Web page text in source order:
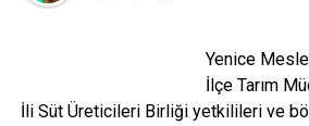
Yenice
İlçe Tarım
İli Süt Üreticileri Birliği yetkilileri ve